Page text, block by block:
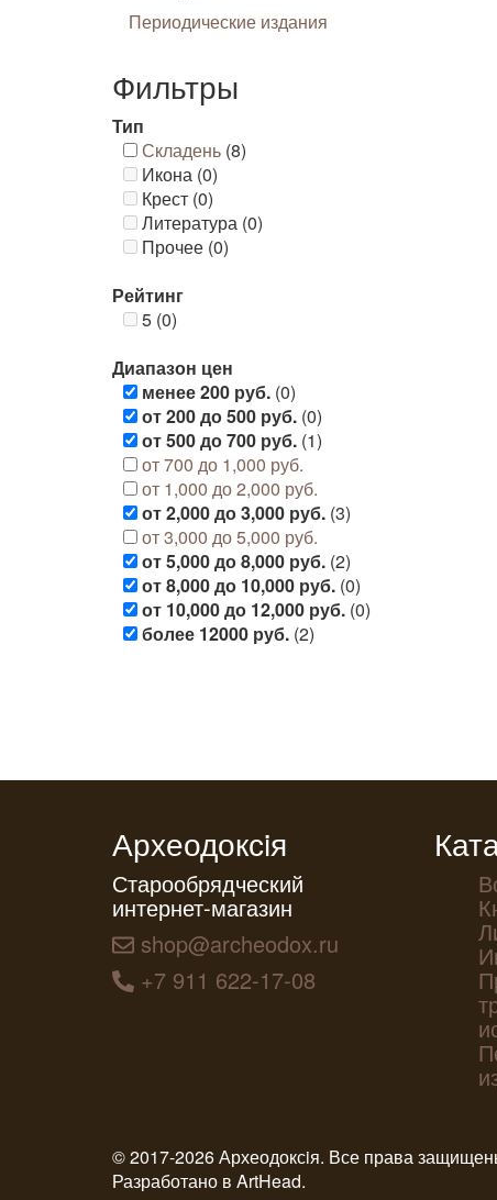
Периодические издания
Фильтры
Тип
Складень (8)
Икона (0)
Крест (0)
Литература (0)
Прочее (0)
Рейтинг
5 (0)
Диапазон цен
менее 200 руб. (0)
от 200 до 500 руб. (0)
от 500 до 700 руб. (1)
от 700 до 1,000 руб.
от 1,000 до 2,000 руб.
от 2,000 до 3,000 руб. (3)
от 3,000 до 5,000 руб.
от 5,000 до 8,000 руб. (2)
от 8,000 до 10,000 руб. (0)
от 10,000 до 12,000 руб. (0)
более 12000 руб. (2)
Археодоксiя
Старообрядческий
интернет-магазин
shop@archeodox.ru
+7 911 622-17-08
© 2017-2026 Археодоксiя. Все права
Разработано в ArtHead.